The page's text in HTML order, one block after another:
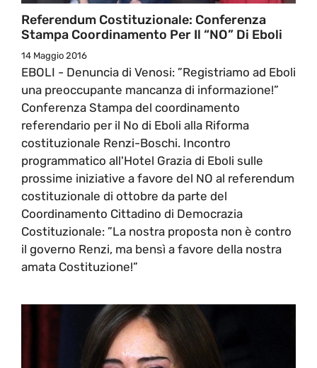
Referendum Costituzionale: Conferenza
Stampa Coordinamento Per Il “NO” Di Eboli
14 Maggio 2016
EBOLI - Denuncia di Venosi: ”Registriamo ad Eboli
una preoccupante mancanza di informazione!”
Conferenza Stampa del coordinamento
referendario per il No di Eboli alla Riforma
costituzionale Renzi-Boschi. Incontro
programmatico all'Hotel Grazia di Eboli sulle
prossime iniziative a favore del NO al referendum
costituzionale di ottobre da parte del
Coordinamento Cittadino di Democrazia
Costituzionale: ”La nostra proposta non è contro
il governo Renzi, ma bensì a favore della nostra
amata Costituzione!”